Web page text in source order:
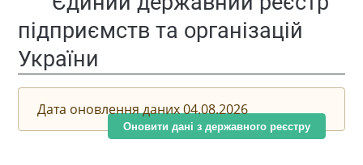
підприємств та організацій
України
Дата оновлення даних 04.08.2026
Оновити дані з державного реєстру